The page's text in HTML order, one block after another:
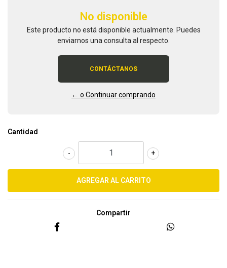
No disponible
Este producto no está disponible actualmente. Puedes
enviarnos una consulta al respecto.
CONTÁCTANOS
← o Continuar comprando
Cantidad
+
-
Compartir